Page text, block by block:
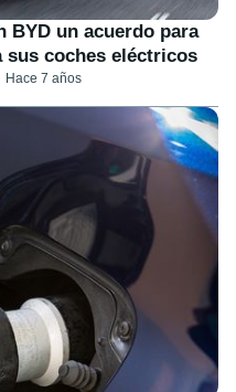
BYD un acuerdo para
coches eléctricos
Hace 7 años